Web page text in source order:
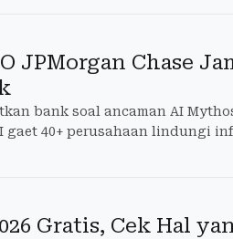
JPMorgan Chase
bank soal ancaman AI
gaet 40+ perusahaan lindungi
Gratis, Cek Hal